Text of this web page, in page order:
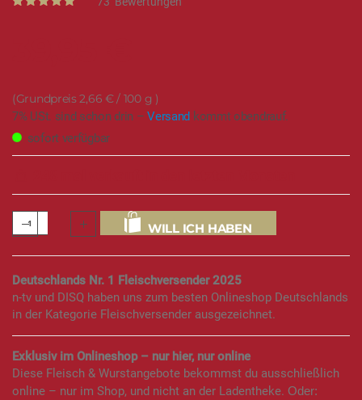
2,66 €/ 100 g
7% USt. sind schon drin –Versand kommt obendrauf.
sofort verfügbar
WILL ICH HABEN
Deutschlands Nr. 1 Fleischversender 2025
n-tv und DISQ haben uns zum besten Onlineshop Deutschlands
in der Kategorie Fleischversender ausgezeichnet.
Exklusiv im Onlineshop – nur hier, nur online
Diese Fleisch & Wurstangebote bekommst du ausschließlich
online – nur im Shop, und nicht an der Ladentheke. Oder: